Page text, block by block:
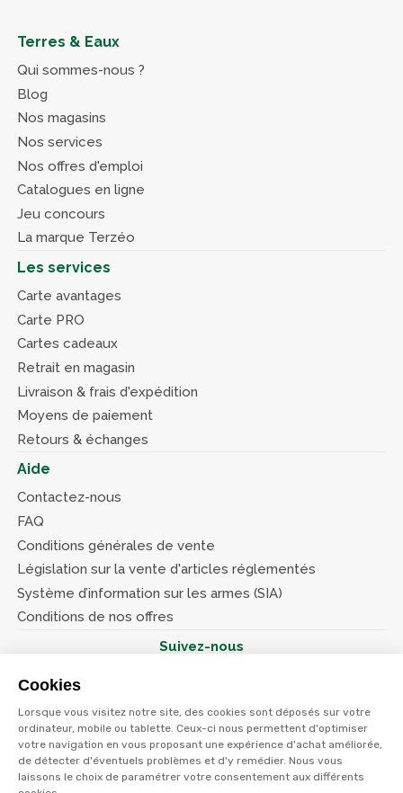
Cookies
Lorsque vous visitez notre site, des cookies sont déposés sur votre
ordinateur, mobile ou tablette. Ceux-ci nous permettent d'optimiser
votre navigation en vous proposant une expérience d'achat améliorée,
de détecter d'éventuels problèmes et d'y remédier. Nous vous
laissons le choix de paramétrer votre consentement aux différents
Terres & Eaux
Qui sommes-nous ?
Blog
Nos magasins
Nos services
Nos offres d'emploi
Catalogues en ligne
Jeu concours
La marque Terzéo
Les services
Carte avantages
Carte PRO
Cartes cadeaux
Retrait en magasin
Livraison & frais d'expédition
Moyens de paiement
Retours & échanges
Aide
Contactez-nous
FAQ
Conditions générales de vente
Législation sur la vente d'articles réglementés
Système d’information sur les armes (SIA)
Conditions de nos offres
Suivez-nous
© Terres et eaux 2026
Politique de confidentialité
Mentions légales
CGV